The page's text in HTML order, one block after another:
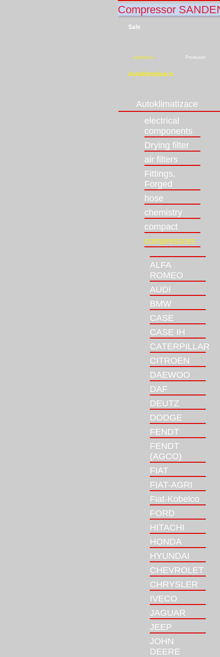
Compressor
Sale
products Producer
Autoklimatizace
Autoklimatizace
electrical
components
Drying filter
air filters
Fittings,
Forged
hose
chemistry
compact
compressors
ALFA
ROMEO
AUDI
BMW
CASE
CASE IH
CATERPILLAR
CITROEN
DAEWOO
DAF
DEUTZ
DODGE
FENDT
FENDT
(AGCO)
FIAT
FIAT-AGRI
Fiat-Kobelco
FORD
HITACHI
HONDA
HYUNDAI
CHEVROLET
CHRYSLER
IVECO
JAGUAR
JEEP
JOHN
DEERE